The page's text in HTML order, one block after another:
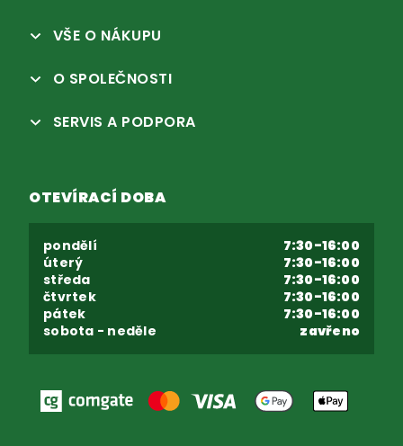
VŠE O NÁKUPU
O SPOLEČNOSTI
SERVIS A PODPORA
OTEVÍRACÍ DOBA
pondělí
7:30-16:00
úterý
7:30-16:00
středa
7:30-16:00
čtvrtek
7:30-16:00
pátek
7:30-16:00
sobota - neděle
zavřeno